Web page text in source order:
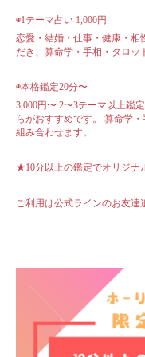
◉1テーマ占い 1,000円
恋愛・結婚・仕事・健康・相
だき、算命学・手相・タロッ
◉本格鑑定20分〜
3,000円〜 2〜3テーマ以上鑑
らがおすすめです。 算命学
組み合わせます。
★10分以上の鑑定でオリジナ
ご利用は公式ラインのお友達